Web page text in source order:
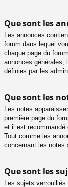
Que sont les
Les annonces
forum dans lequel
chaque page du
annonces générales,
définies par les
Que sont les
Les notes
première page du
et il est recommandé
Tout comme les
concernant les notes
Que sont les
Les sujets